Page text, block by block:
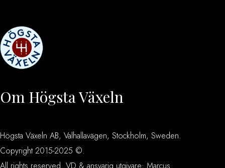
Om Högsta Växeln
Högsta Växeln AB, Valhallavägen, Stockholm, Sweden.
Copyright 2015-2025 ©.
All rights reserved. VD & ansvarig utgivare: Marcus